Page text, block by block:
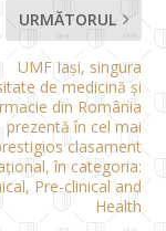
URMĂTORUL
UMF Iași, singura
de medicină și
din România
prezentă în cel mai
clasament
în categoria:
Pre-clinical and
Health